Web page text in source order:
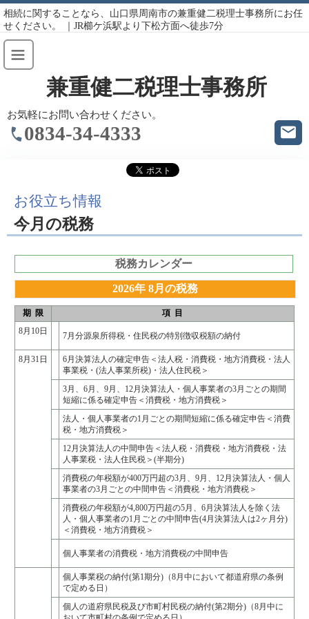
相続に関することなら、山口県周南市の兼重健二税理士事務所にお任
せください。 ｜JR櫛ケ浜駅より下松方面へ徒歩7分
兼重健二税理士事務所
お気軽にお問い合わせください。
0834-34-4333
お役立ち情報
今月の税務
税務カレンダー
2026年 8月の税務
期 限
項 目
8月10日
7月分源泉所得税・住民税の特別徴収税額の納付
8月31日
6月決算法人の確定申告＜法人税・消費税・地方消費税・法人
事業税・(法人事業所税)・法人住民税＞
3月、6月、9月、12月決算法人・個人事業者の3月ごとの期間
短縮に係る確定申告＜消費税・地方消費税＞
法人・個人事業者の1月ごとの期間短縮に係る確定申告＜消費
税・地方消費税＞
12月決算法人の中間申告＜法人税・消費税・地方消費税・法
人事業税・法人住民税＞(半期分)
消費税の年税額が400万円超の3月、9月、12月決算法人・個人
事業者の3月ごとの中間申告＜消費税・地方消費税＞
消費税の年税額が4,800万円超の5月、6月決算法人を除く法
人・個人事業者の1月ごとの中間申告(4月決算法人は2ヶ月分)
＜消費税・地方消費税＞
個人事業者の消費税・地方消費税の中間申告
個人事業税の納付(第1期分)（8月中において都道府県の条例
で定める日）
個人の道府県民税及び市町村民税の納付(第2期分)（8月中に